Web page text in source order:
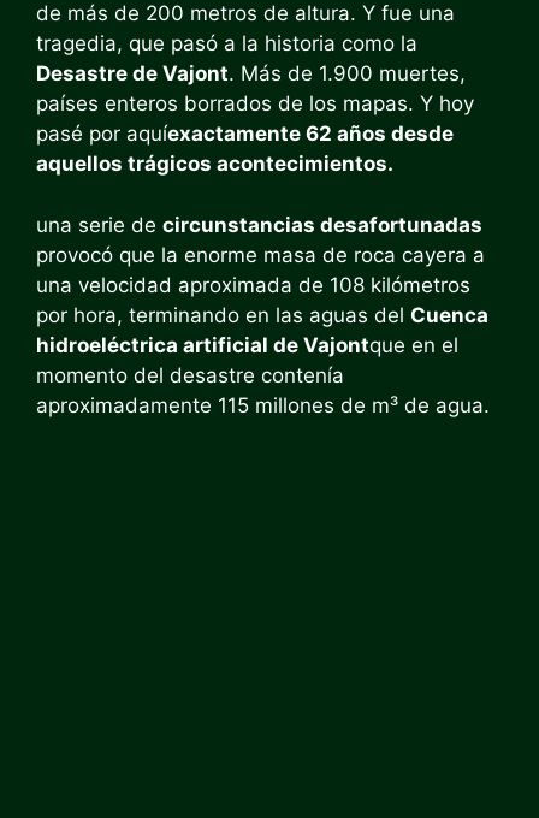
de más de 200 metros de altura. Y fue una
tragedia, que pasó a la historia como la
Desastre de Vajont. Más de 1.900 muertes,
países enteros borrados de los mapas. Y hoy
pasé por aquíexactamente 62 años desde
aquellos trágicos acontecimientos.
una serie de circunstancias desafortunadas
provocó que la enorme masa de roca cayera a
una velocidad aproximada de 108 kilómetros
por hora, terminando en las aguas del Cuenca
hidroeléctrica artificial de Vajontque en el
momento del desastre contenía
aproximadamente 115 millones de m³ de agua.